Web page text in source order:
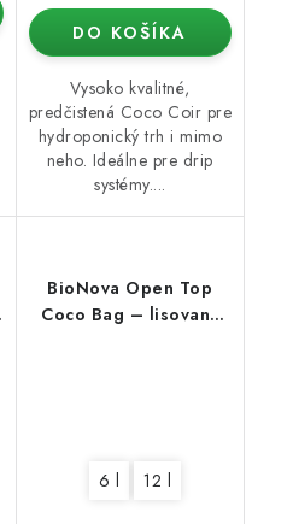
DO KOŠÍKA
Vysoko kvalitné,
predčistená Coco Coir pre
hydroponický trh i mimo
neho. Ideálne pre drip
systémy....
BioNova Open Top
Coco Bag – lisovaný
6 l 12 l